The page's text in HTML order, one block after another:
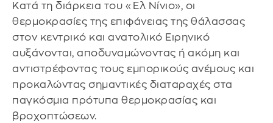
Κατά τη διάρκεια του «Ελ Νίνιο», οι
θερμοκρασίες της επιφάνειας της θάλασσας
στον κεντρικό και ανατολικό Ειρηνικό
αυξάνονται, αποδυναμώνοντας ή ακόμη και
αντιστρέφοντας τους εμπορικούς ανέμους και
προκαλώντας σημαντικές διαταραχές στα
παγκόσμια πρότυπα θερμοκρασίας και
βροχοπτώσεων.